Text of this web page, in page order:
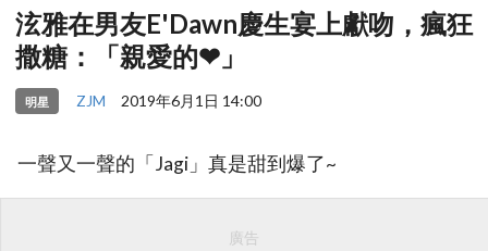
泫雅在男友E'Dawn慶生宴上獻吻，瘋狂
撒糖：「親愛的❤」
明星 ZJM 2019年6月1日 14:00
一聲又一聲的「Jagi」真是甜到爆了~
廣告